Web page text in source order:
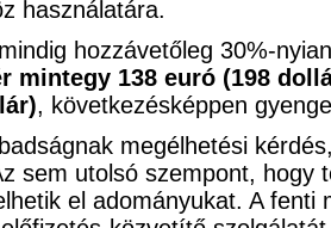
használatára.
hozzávetőleg 30%-
mintegy 138 euró (198
, következésképpen
megélhetési
sem utolsó szempont, hogy
el adományukat. A fenti